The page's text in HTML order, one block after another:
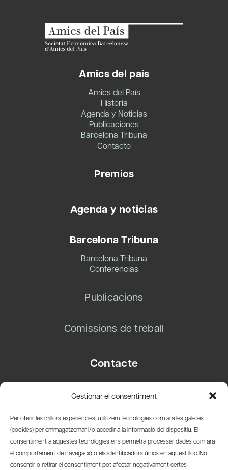
Gestionar el consentiment
Per oferir les millors experiències, utilitzem tecnologies com ara les galetes
(cookies) per emmagatzemar i/o accedir a la informació del dispositiu. El
consentiment a aquestes tecnologies ens permetrà processar dades com ara
el comportament de navegació o els identificadors únics en aquest lloc. No
consentir o retirar el consentiment pot afectar negativament certes
Amics del país
Amics del País
Historia
Agenda y Noticias
Publicaciones
Barcelona Tribuna
Contacto
Premios
Agenda y noticias
Barcelona Tribuna
Barcelona Tribuna
Conferencias
Publicacions
Comissions de treball
Contacte
08003 Barcelona
info@amicsdelpais.com
Suscripció Newsletter